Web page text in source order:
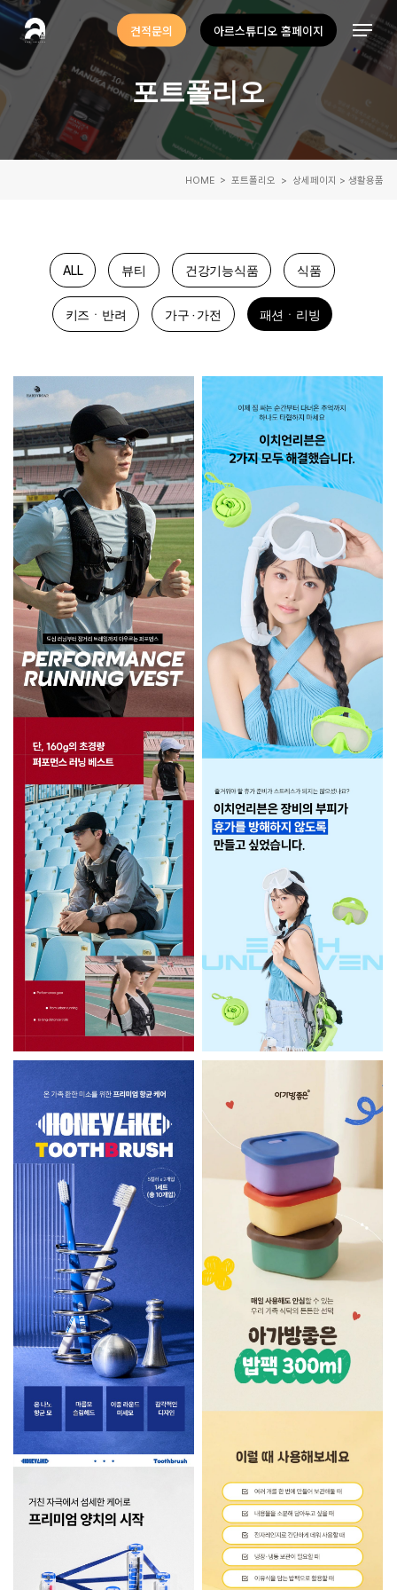
Skip
main
content
견적문의 아르스튜디오 홈페이지
Menu
포트폴리오
HOME > 포트폴리오 > 상세페이지 > 생활용품
ALL 뷰티 건강기능식품 식품
키즈 ㆍ 반려 가구 ·가전 패션 ㆍ 리빙
Close